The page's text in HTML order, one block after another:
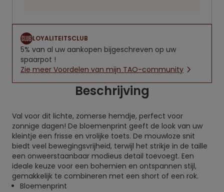
LOYALITEITSCLUB
5% van al uw aankopen bijgeschreven op uw
spaarpot !
Zie meer Voordelen van mijn TAO-community
Beschrijving
Val voor dit lichte, zomerse hemdje, perfect voor
zonnige dagen! De bloemenprint geeft de look van uw
kleintje een frisse en vrolijke toets. De mouwloze snit
biedt veel bewegingsvrijheid, terwijl het strikje in de taille
een onweerstaanbaar modieus detail toevoegt. Een
ideale keuze voor een bohemien en ontspannen stijl,
gemakkelijk te combineren met een short of een rok.
Bloemenprint